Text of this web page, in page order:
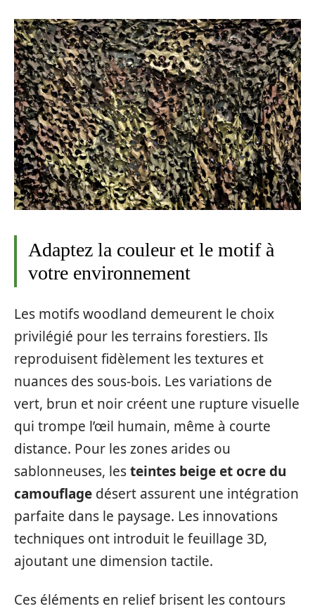
Adaptez la couleur et le motif à
votre environnement
Les motifs woodland demeurent le choix
privilégié pour les terrains forestiers. Ils
reproduisent fidèlement les textures et
nuances des sous-bois. Les variations de
vert, brun et noir créent une rupture visuelle
qui trompe l’œil humain, même à courte
distance. Pour les zones arides ou
sablonneuses, lesteintes beige et ocre du
camouflage désert assurent une intégration
parfaite dans le paysage. Les innovations
techniques ont introduit le feuillage 3D,
ajoutant une dimension tactile.
Ces éléments en relief brisent les contours